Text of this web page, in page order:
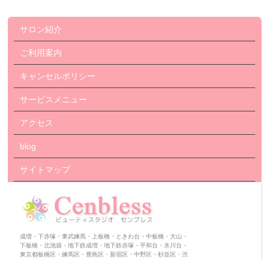
サロン紹介
ご利用案内
キャンセルポリシー
サービスメニュー
アクセス
blog
サイトマップ
成増・下赤塚・東武練馬・上板橋・ときわ台・中板橋・大山・
下板橋・北池袋・地下鉄成増・地下鉄赤塚・平和台・氷川台・
東京都板橋区・練馬区・豊島区・新宿区・中野区・杉並区・渋